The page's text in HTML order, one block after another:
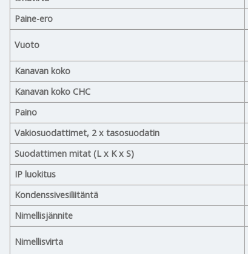
Paine-ero
Vuoto
Kanavan koko
Kanavan koko CHC
Paino
Vakiosuodattimet, 2 x tasosuodatin
Suodattimen mitat (L x K x S)
IP luokitus
Kondenssivesiliitäntä
Nimellisjännite
Nimellisvirta